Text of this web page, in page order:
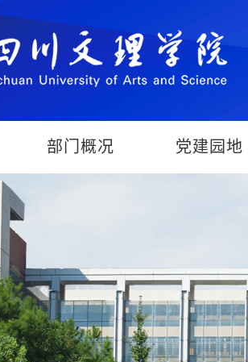
部门概况 党建园地